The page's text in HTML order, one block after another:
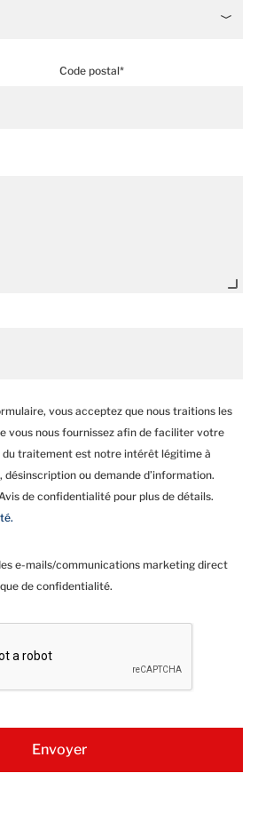
Code postal*
vous acceptez que nous traitions les
vous nous fournissez afin de faciliter votre
du traitement est notre intérêt légitime à
ou demande d’information.
de confidentialité pour plus de détails.
e-mails/communications marketing direct
de confidentialité.